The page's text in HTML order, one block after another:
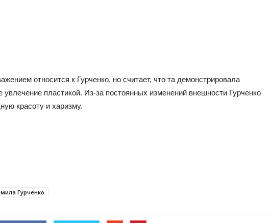
относится к Гурченко, но считает, что та демонстрировала
увлечение пластикой. Из-за постоянных изменений внешности Гурченко
красоту и харизму.
Гурченко